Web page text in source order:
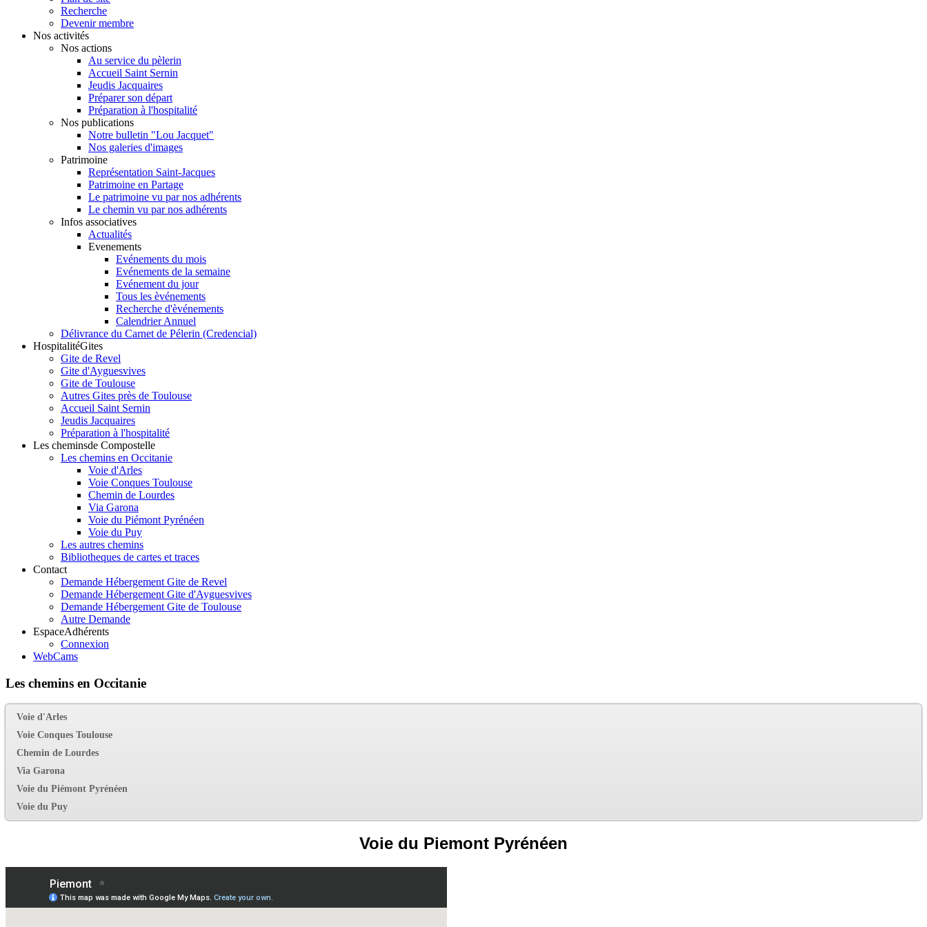
Recherche
Devenir membre
Nos activités
Nos actions
Au service du pèlerin
Accueil Saint Sernin
Jeudis Jacquaires
Préparer son départ
Préparation à l'hospitalité
Nos publications
Notre bulletin "Lou Jacquet"
Nos galeries d'images
Patrimoine
Représentation Saint-Jacques
Patrimoine en Partage
Le patrimoine vu par nos adhérents
Le chemin vu par nos adhérents
Infos associatives
Actualités
Evenements
Evénements du mois
Evénements de la semaine
Evénement du jour
Tous les èvénements
Recherche d'èvénements
Calendrier Annuel
Délivrance du Carnet de Pélerin (Credencial)
HospitalitéGites
Gite de Revel
Gite d'Ayguesvives
Gite de Toulouse
Autres Gites près de Toulouse
Accueil Saint Sernin
Jeudis Jacquaires
Préparation à l'hospitalité
Les cheminsde Compostelle
Les chemins en Occitanie
Voie d'Arles
Voie Conques Toulouse
Chemin de Lourdes
Via Garona
Voie du Piémont Pyrénéen
Voie du Puy
Les autres chemins
Bibliotheques de cartes et traces
Contact
Demande Hébergement Gite de Revel
Demande Hébergement Gite d'Ayguesvives
Demande Hébergement Gite de Toulouse
Autre Demande
EspaceAdhérents
Connexion
WebCams
Les chemins en Occitanie
Voie d'Arles
Voie Conques Toulouse
Chemin de Lourdes
Via Garona
Voie du Piémont Pyrénéen
Voie du Puy
Voie du Piemont Pyrénéen